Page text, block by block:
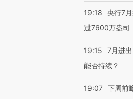
19:18
央行7
过7600万盎司
19:15
7月进
能否持续？
19:07 下周前